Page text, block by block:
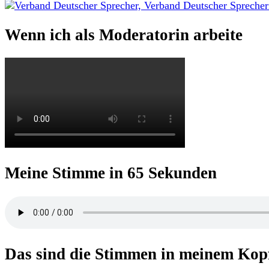
nach:
Wenn ich als Moderatorin arbeite
Meine Stimme in 65 Sekunden
Das sind die Stimmen in meinem